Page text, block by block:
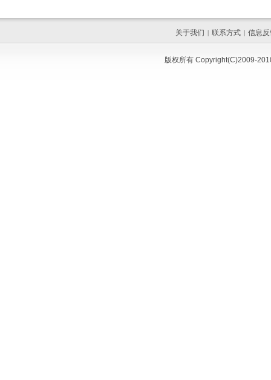
关于我们 | 联系方式 | 信息
版权所有 Copyright(C)2009-